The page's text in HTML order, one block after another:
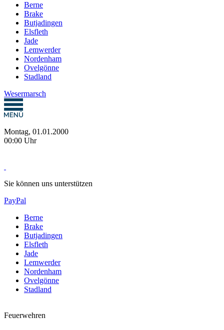
Berne
Brake
Butjadingen
Elsfleth
Jade
Lemwerder
Nordenham
Ovelgönne
Stadland
Wesermarsch
Montag, 01.01.2000
00:00 Uhr
Sie können uns unterstützen
PayPal
Berne
Brake
Butjadingen
Elsfleth
Jade
Lemwerder
Nordenham
Ovelgönne
Stadland
Feuerwehren